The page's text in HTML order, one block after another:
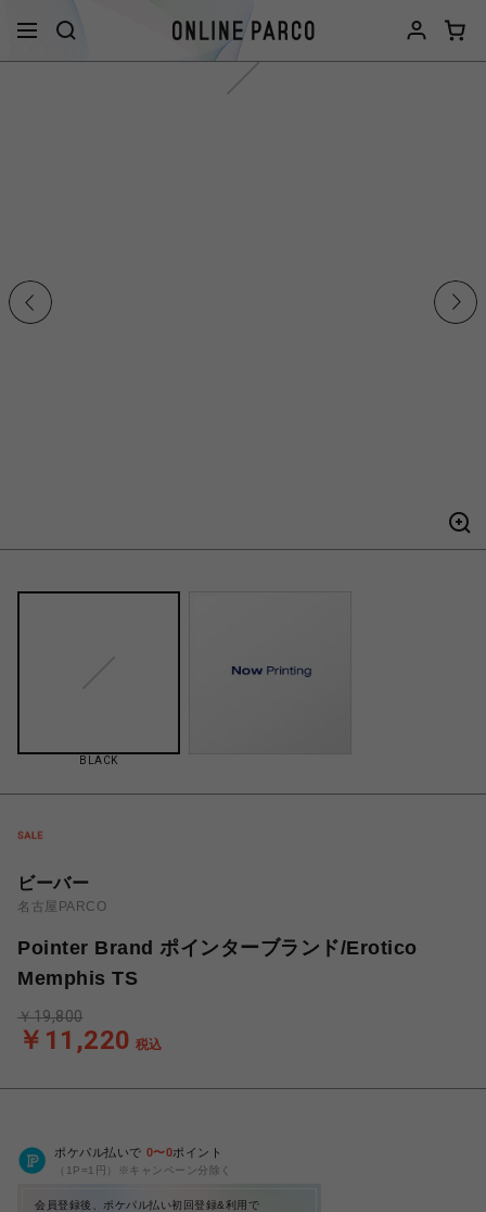
BLACK
ビーバー
名古屋PARCO
Pointer Brand ポインターブランド/Erotico
Memphis TS
￥11,220 税込
￥19,800
ポケパル払いで 0〜0ポイント
（1P=1円）※キャンペーン分除く
会員登録後、ポケパル払い初回登録&利用で